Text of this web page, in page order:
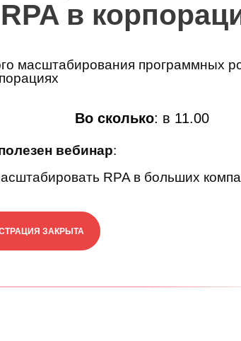
ЗАКРЫТА
Во сколько: в 11.00
в
масштабирования программных
вебинар:
RPA в больших